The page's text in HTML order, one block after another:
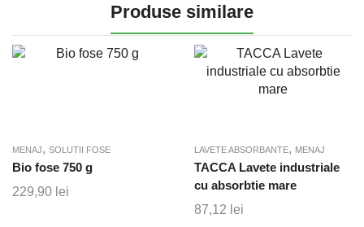
Produse similare
MENAJ, SOLUTII FOSE
Bio fose 750 g
229,90 lei
LAVETE ABSORBANTE, MENAJ
TACCA Lavete industriale
cu absorbtie mare
87,12 lei